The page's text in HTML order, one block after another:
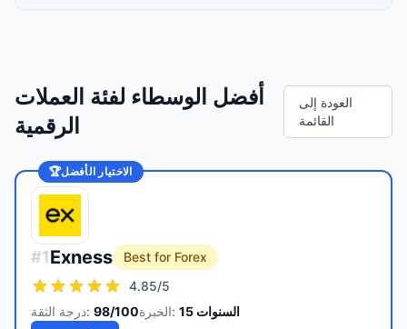
أفضل الوسطاء لفئة العملات
الرقمية
العودة إلى
القائمة
🏆الاختيار الأفضل
#1Exness
Best for Forex
4.85/5
درجة الثقة: 98/100 الخبرة: 15 السنوات